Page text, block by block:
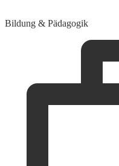
Bildung & Pädagogik